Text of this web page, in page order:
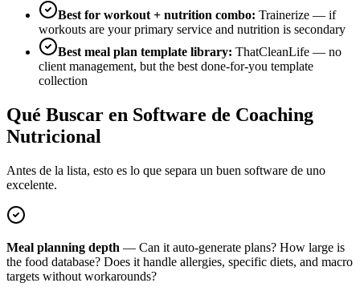
Best for workout + nutrition combo: Trainerize — if
workouts are your primary service and nutrition is secondary
Best meal plan template library: ThatCleanLife — no
client management, but the best done-for-you template
collection
Qué Buscar en Software de Coaching
Nutricional
Antes de la lista, esto es lo que separa un buen software de uno
excelente.
Meal planning depth — Can it auto-generate plans? How large is
the food database? Does it handle allergies, specific diets, and macro
targets without workarounds?